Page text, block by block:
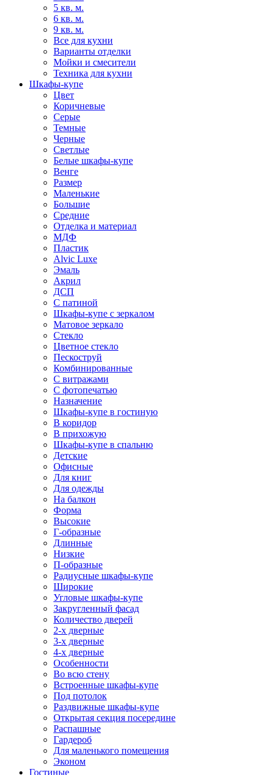
5 кв. м.
6 кв. м.
9 кв. м.
Все для кухни
Варианты отделки
Мойки и смесители
Техника для кухни
Шкафы-купе
Цвет
Коричневые
Серые
Темные
Черные
Светлые
Белые шкафы-купе
Венге
Размер
Маленькие
Большие
Средние
Отделка и материал
МДФ
Пластик
Alvic Luxe
Эмаль
Акрил
ДСП
С патиной
Шкафы-купе с зеркалом
Матовое зеркало
Стекло
Цветное стекло
Пескоструй
Комбинированные
С витражами
С фотопечатью
Назначение
Шкафы-купе в гостиную
В коридор
В прихожую
Шкафы-купе в спальню
Детские
Офисные
Для книг
Для одежды
На балкон
Форма
Высокие
Г-образные
Длинные
Низкие
П-образные
Радиусные шкафы-купе
Широкие
Угловые шкафы-купе
Закругленный фасад
Количество дверей
2-х дверные
3-х дверные
4-х дверные
Особенности
Во всю стену
Встроенные шкафы-купе
Под потолок
Раздвижные шкафы-купе
Открытая секция посередине
Распашные
Гардероб
Для маленького помещения
Эконом
Гостиные